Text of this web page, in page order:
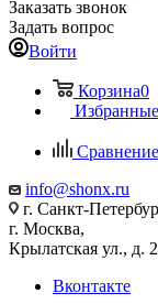
Заказать звонок
Задать вопрос
Войти
Корзина0
info@shonx.ru
г. Санкт-
г. Москва,
Крылатская ул., д.
Вконтакте